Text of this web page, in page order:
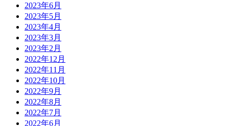
2023年6月
2023年5月
2023年4月
2023年3月
2023年2月
2022年12月
2022年11月
2022年10月
2022年9月
2022年8月
2022年7月
2022年6月